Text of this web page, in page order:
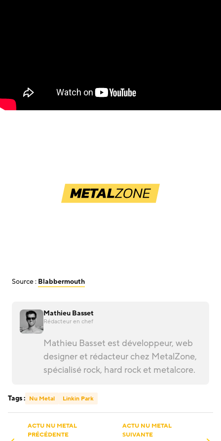
Source : Blabbermouth
Mathieu Basset
Rédacteur en chef
Mathieu Basset est développeur, web
designer et rédacteur chez MetalZone,
spécialisé rock, hard rock et metalcore.
Tags : Nu Metal Linkin Park
ACTU NU METAL
PRÉCÉDENTE
ACTU NU METAL
SUIVANTE